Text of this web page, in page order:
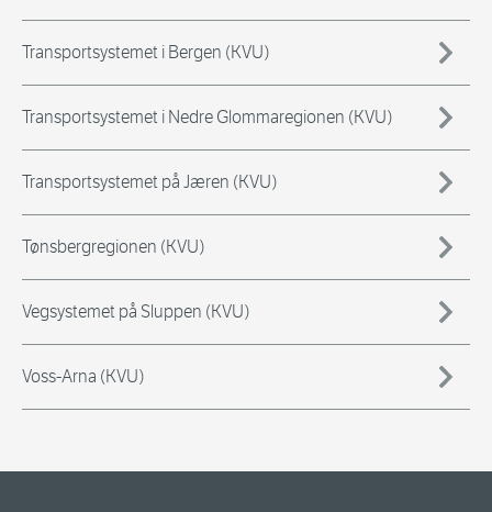
Transportsystemet i Bergen (KVU)
Transportsystemet i Nedre Glommaregionen (KVU)
Transportsystemet på Jæren (KVU)
Tønsbergregionen (KVU)
Vegsystemet på Sluppen (KVU)
Voss-Arna (KVU)